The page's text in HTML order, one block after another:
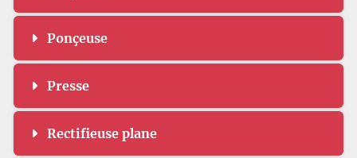
Ponçeuse
Presse
Rectifieuse plane